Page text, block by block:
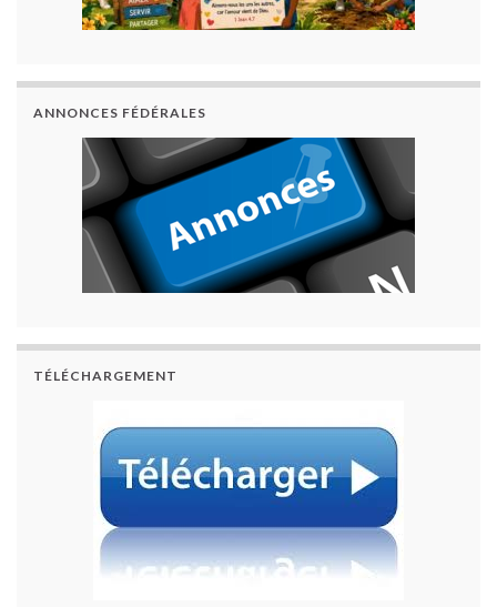
ANNONCES FÉDÉRALES
TÉLÉCHARGEMENT